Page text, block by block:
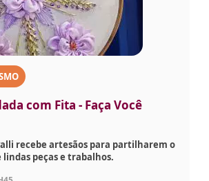
com Fita - Faça Você
recebe artesãos para partilharem o
lindas peças e trabalhos.